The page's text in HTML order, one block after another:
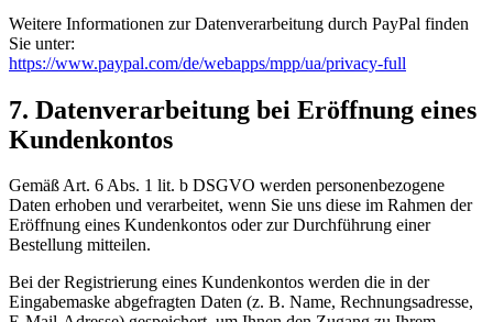
Weitere Informationen zur Datenverarbeitung durch PayPal finden
Sie unter:
https://www.paypal.com/de/webapps/mpp/ua/privacy-full
7. Datenverarbeitung bei Eröffnung eines
Kundenkontos
Gemäß Art. 6 Abs. 1 lit. b DSGVO werden personenbezogene
Daten erhoben und verarbeitet, wenn Sie uns diese im Rahmen der
Eröffnung eines Kundenkontos oder zur Durchführung einer
Bestellung mitteilen.
Bei der Registrierung eines Kundenkontos werden die in der
Eingabemaske abgefragten Daten (z. B. Name, Rechnungsadresse,